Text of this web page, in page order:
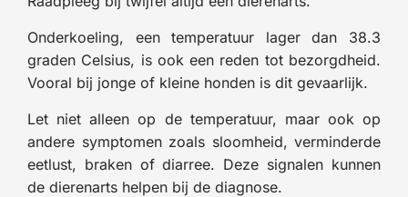
Onderkoeling, een temperatuur lager dan 38.3
graden Celsius, is ook een reden tot bezorgdheid.
Vooral bij jonge of kleine honden is dit gevaarlijk.
Let niet alleen op de temperatuur, maar ook op
andere symptomen zoals sloomheid, verminderde
eetlust, braken of diarree. Deze signalen kunnen
de dierenarts helpen bij de diagnose.